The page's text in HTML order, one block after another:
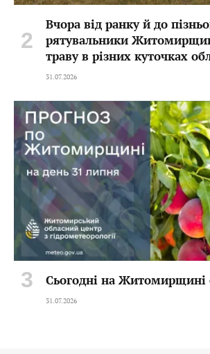
Вчора від ранку й до
рятувальники
траву в різних куточках
31.07.2026
Сьогодні на Житомирщині
31.07.2026